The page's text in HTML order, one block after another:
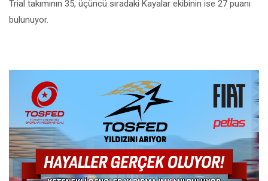
Trial takımının 35, üçüncü sıradaki Kayalar ekibinin ise 27 puanı
bulunuyor.